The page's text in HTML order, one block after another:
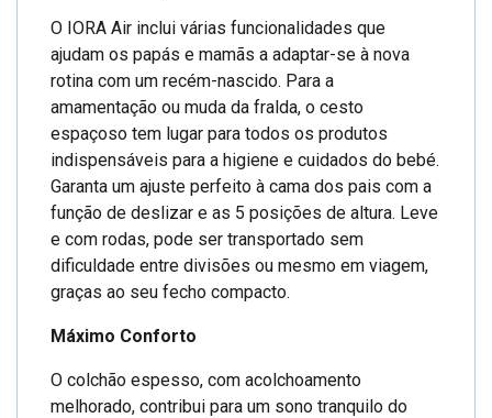
O IORA Air inclui várias funcionalidades que
ajudam os papás e mamãs a adaptar-se à nova
rotina com um recém-nascido. Para a
amamentação ou muda da fralda, o cesto
espaçoso tem lugar para todos os produtos
indispensáveis para a higiene e cuidados do bebé.
Garanta um ajuste perfeito à cama dos pais com a
função de deslizar e as 5 posições de altura. Leve
e com rodas, pode ser transportado sem
dificuldade entre divisões ou mesmo em viagem,
graças ao seu fecho compacto.
Máximo Conforto
O colchão espesso, com acolchoamento
melhorado, contribui para um sono tranquilo do